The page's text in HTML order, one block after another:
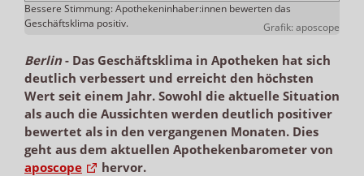
Bessere Stimmung: Apothekeninhaber:innen bewerten das
Geschäftsklima positiv.
Grafik: aposcope
Berlin- Das Geschäftsklima in Apotheken hat sich
deutlich verbessert und erreicht den höchsten
Wert seit einem Jahr. Sowohl die aktuelle Situation
als auch die Aussichten werden deutlich positiver
bewertet als in den vergangenen Monaten. Dies
geht aus dem aktuellen Apothekenbarometer von
aposcope
hervor.